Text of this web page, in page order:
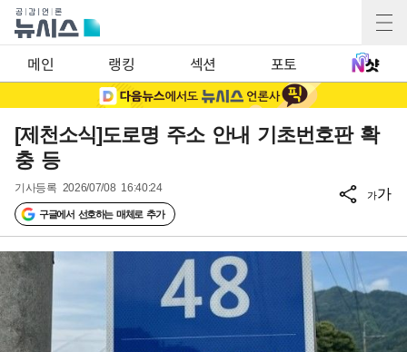
메인 랭킹 섹션 포토
[제천소식]도로명 주소 안내 기초번호판 확
충 등
기사등록 2026/07/08 16:40:24
구글에서 선호하는 매체로 추가
가가